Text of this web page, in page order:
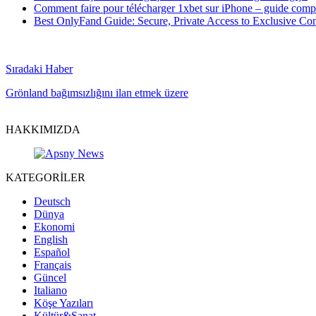
Comment faire pour télécharger 1xbet sur iPhone – guide
Best OnlyFand Guide: Secure, Private Access to Exclusive
Sıradaki Haber
Grönland bağımsızlığını ilan etmek üzere
HAKKIMIZDA
KATEGORİLER
Deutsch
Dünya
Ekonomi
English
Español
Français
Güncel
Italiano
Köşe Yazıları